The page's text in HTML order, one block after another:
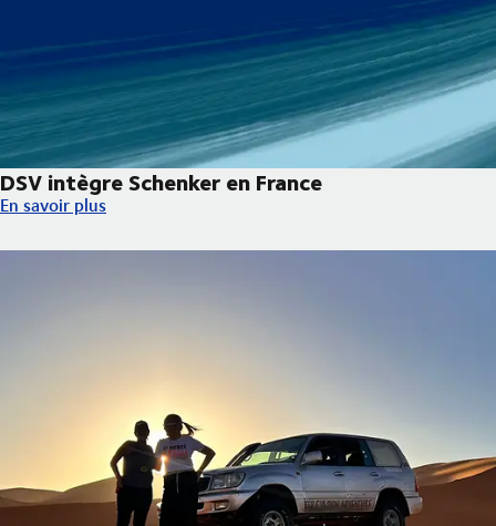
DSV intègre Schenker en France
DSV intègre Schenker en France
En savoir plus